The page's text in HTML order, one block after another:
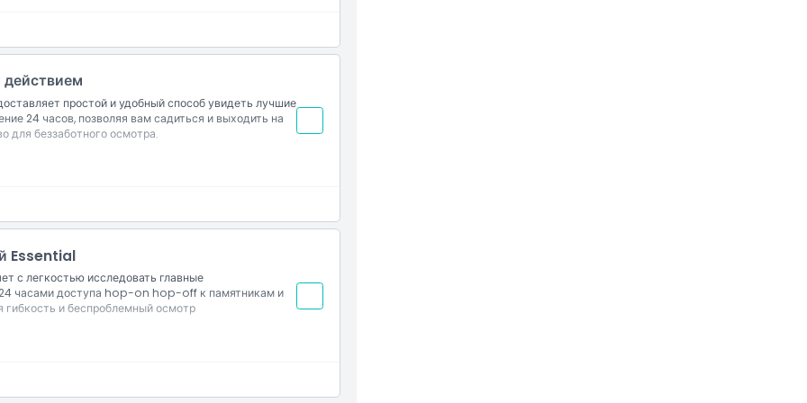
простой и удобный способ увидеть лучшие
24 часов, позволяя вам садиться и выходить на
для беззаботного осмотра.
Essential
с легкостью исследовать главные
часами доступа hop-on hop-off к памятникам и
гибкость и беспроблемный осмотр